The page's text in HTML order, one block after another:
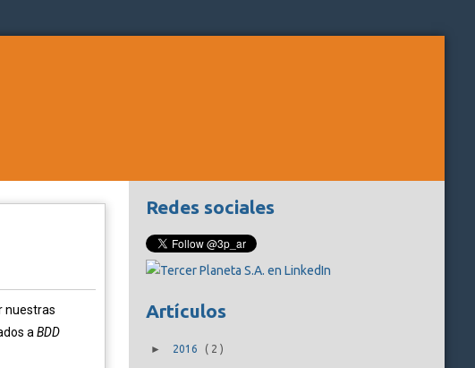
nuestras
a BDD
Redes sociales
Artículos
► 2016 ( 2)